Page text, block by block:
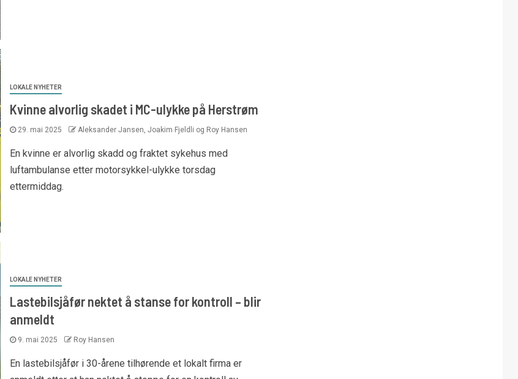
LOKALE NYHETER
Kvinne alvorlig skadet i MC-ulykke på Herstrøm
29. mai 2025 Aleksander Jansen, Joakim Fjeldli og Roy Hansen
En kvinne er alvorlig skadd og fraktet sykehus med
luftambulanse etter motorsykkel-ulykke torsdag
ettermiddag.
LOKALE NYHETER
Lastebilsjåfør nektet å stanse for kontroll – blir
anmeldt
9. mai 2025 Roy Hansen
En lastebilsjåfør i 30-årene tilhørende et lokalt firma er